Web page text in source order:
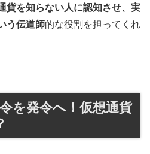
貨を知らない人に認知させ、実
う伝道師的な役割を担ってくれ
を発令へ！仮想通貨